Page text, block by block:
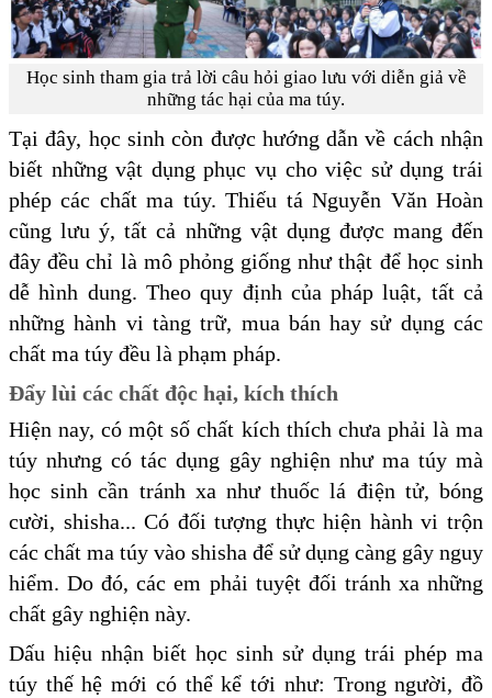
Học sinh tham gia trả lời câu hỏi giao lưu với diễn giả về
những tác hại của ma túy.
Tại đây, học sinh còn được hướng dẫn về cách nhận
biết những vật dụng phục vụ cho việc sử dụng trái
phép các chất ma túy. Thiếu tá Nguyễn Văn Hoàn
cũng lưu ý, tất cả những vật dụng được mang đến
đây đều chỉ là mô phỏng giống như thật để học sinh
dễ hình dung. Theo quy định của pháp luật, tất cả
những hành vi tàng trữ, mua bán hay sử dụng các
chất ma túy đều là phạm pháp.
Đẩy lùi các chất độc hại, kích thích
Hiện nay, có một số chất kích thích chưa phải là ma
túy nhưng có tác dụng gây nghiện như ma túy mà
học sinh cần tránh xa như thuốc lá điện tử, bóng
cười, shisha... Có đối tượng thực hiện hành vi trộn
các chất ma túy vào shisha để sử dụng càng gây nguy
hiểm. Do đó, các em phải tuyệt đối tránh xa những
chất gây nghiện này.
Dấu hiệu nhận biết học sinh sử dụng trái phép ma
túy thế hệ mới có thể kể tới như: Trong người, đồ